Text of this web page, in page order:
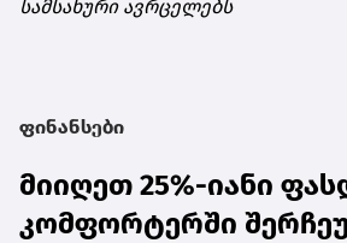
სამსახური ავრცელებს
ფინანსები
მიიღეთ 25%-იანი
კომფორტერში